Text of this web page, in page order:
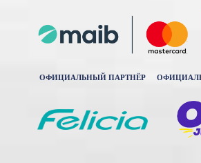
ОФИЦИАЛЬНЫЙ ПАРТНЁР